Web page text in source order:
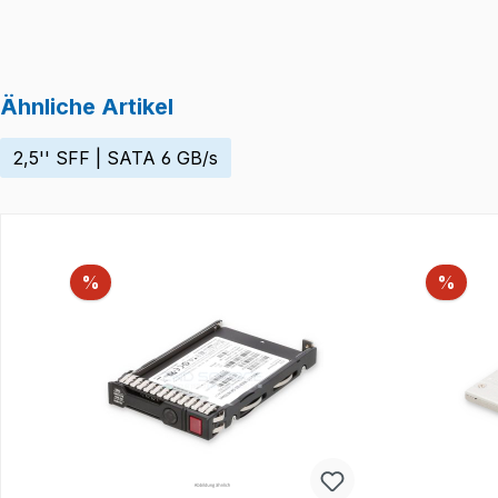
Ähnliche Artikel
2,5'' SFF | SATA 6 GB/s
% Rabatt %